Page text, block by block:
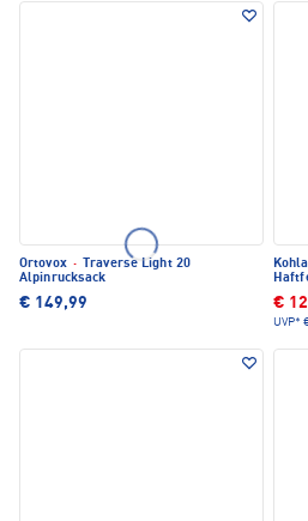
Ortovox ·
Traverse Light 20
Alpinrucksack
€ 149,99
Kohla
€
UVP*